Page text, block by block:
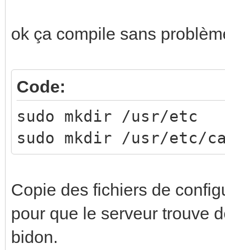
ok ça compile sans
Code:
sudo mkdir /usr/etc
sudo mkdir /usr/etc/
Copie des fichiers de
pour que le serveur trouve
bidon.